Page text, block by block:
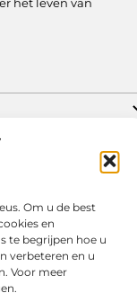
Om u de best
en
te begrijpen hoe u
verbeteren en u
Voor meer
Reserved.